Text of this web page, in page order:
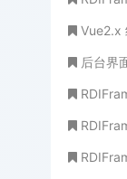
Vue2.x
后台界